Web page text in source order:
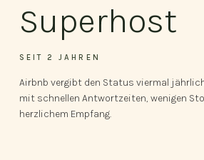
Superhost
SEIT 2 JAHREN
Airbnb vergibt den Status viermal
mit schnellen Antwortzeiten, wenigen
herzlichem Empfang.